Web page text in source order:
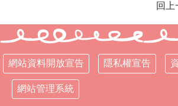
學
校
相
關
網
頁
回上
網站資料開放宣告 隱私權宣告
網站管理系統